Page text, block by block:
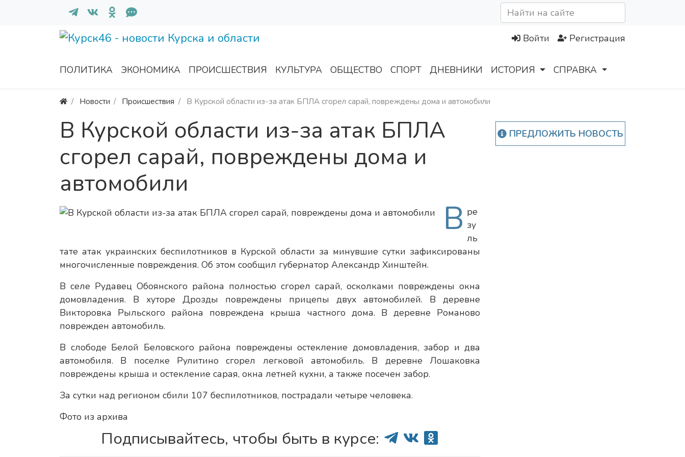
Войти Регистрация
ПОЛИТИКА ЭКОНОМИКА ПРОИСШЕСТВИЯ КУЛЬТУРА ОБЩЕСТВО СПОРТ ДНЕВНИКИ ИСТОРИЯ СПРАВКА
Новости Происшествия В Курской области из-за атак БПЛА сгорел сарай, повреждены дома и автомобили
В Курской области из-за атак БПЛА
сгорел сарай, повреждены дома и
автомобили
В ре
зу
ль
тате атак украинских беспилотников в Курской области за минувшие сутки зафиксированы
многочисленные повреждения. Об этом сообщил губернатор Александр Хинштейн.
В селе Рудавец Обоянского района полностью сгорел сарай, осколками повреждены окна
домовладения. В хуторе Дрозды повреждены прицепы двух автомобилей. В деревне
Викторовка Рыльского района повреждена крыша частного дома. В деревне Романово
поврежден автомобиль.
В слободе Белой Беловского района повреждены остекление домовладения, забор и два
автомобиля. В поселке Рулитино сгорел легковой автомобиль. В деревне Лошаковка
повреждены крыша и остекление сарая, окна летней кухни, а также посечен забор.
За сутки над регионом сбили 107 беспилотников, пострадали четыре человека.
Фото из архива
Подписывайтесь, чтобы быть в курсе:
ПРЕДЛОЖИТЬ НОВОСТЬ